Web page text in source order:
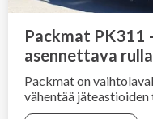
Packmat PK311
asennettava
Packmat on
vähentää